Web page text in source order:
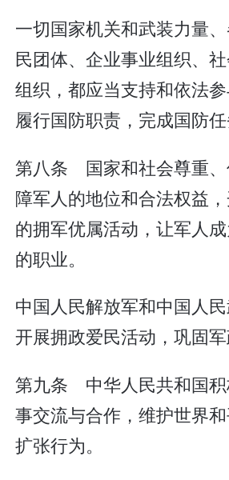
一切国家机关和武装力量
民团体、企业事业组织、
组织，都应当支持和依法参
履行国防职责，完成国防任
第八条 国家和社会尊重、
障军人的地位和合法权益
的拥军优属活动，让军人
的职业。
中国人民解放军和中国人
开展拥政爱民活动，巩固军
第九条 中华人民共和国积
事交流与合作，维护世界
扩张行为。